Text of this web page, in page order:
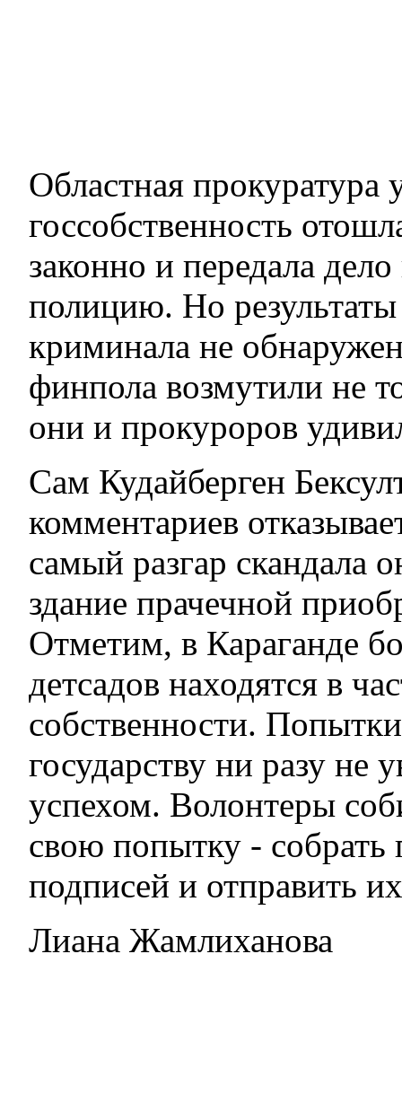
Областная прокуратура
госсобственность
законно и передала
полицию. Но результаты
криминала не
финпола возмутили не
они и прокуроров
Сам Кудайберген
комментариев
самый разгар скандала
здание прачечной
Отметим, в Караганде
детсадов находятся в
собственности.
государству ни разу не
успехом. Волонтеры
свою попытку - собрать
подписей и отправить
Лиана Жамлиханова